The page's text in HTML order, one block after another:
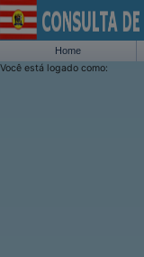
Home
Você está logado como: